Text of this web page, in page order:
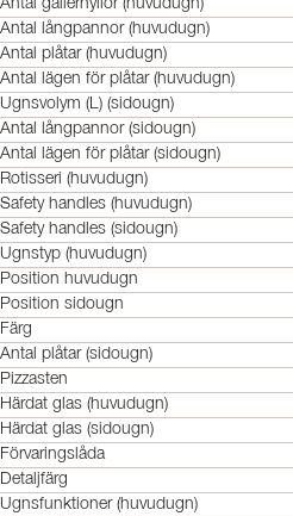
Antal gallerhyllor (huvudugn)
Antal långpannor (huvudugn)
Antal plåtar (huvudugn)
Antal lägen för plåtar (huvudugn)
Ugnsvolym (L) (sidougn)
Antal långpannor (sidougn)
Antal lägen för plåtar (sidougn)
Rotisseri (huvudugn)
Safety handles (huvudugn)
Safety handles (sidougn)
Ugnstyp (huvudugn)
Position huvudugn
Position sidougn
Färg
Antal plåtar (sidougn)
Pizzasten
Härdat glas (huvudugn)
Härdat glas (sidougn)
Förvaringslåda
Detaljfärg
Ugnsfunktioner (huvudugn)